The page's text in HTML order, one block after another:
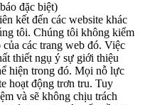
đặc biệt)
kết đến các website khác
tôi. Chúng tôi không kiểm
các trang web đó. Việc
thiết ngụ ý sự giới thiệu
hiện trong đó. Mọi nỗ lực
hoạt động trơn tru. Tuy
và sẽ không chịu trách